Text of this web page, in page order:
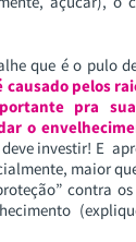
que é o pulo
pelos
pra
o
investir! E
maior
contra